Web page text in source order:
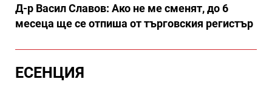
Д-р Васил Славов: Ако не ме сменят, до 6
месеца ще се отпиша от търговския регистър
ЕСЕНЦИЯ